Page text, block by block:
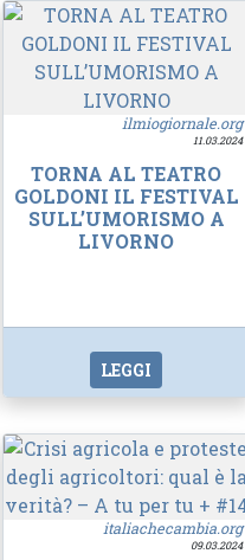
ilmiogiornale.org
11.03.2024
TORNA AL TEATRO
GOLDONI IL FESTIVAL
SULL’UMORISMO A
LIVORNO
LEGGI
italiachecambia.org
09.03.2024